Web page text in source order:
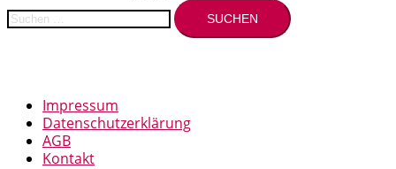
nach:
Impressum
Datenschutzerklärung
AGB
Kontakt